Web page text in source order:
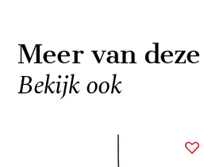
Meer van
Bekijk ook